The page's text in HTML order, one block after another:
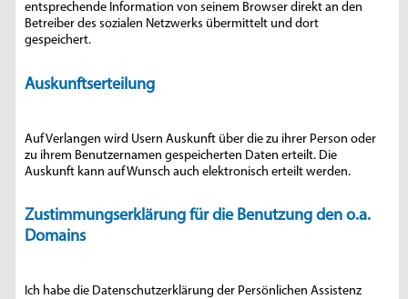
entsprechende Information von seinem Browser direkt an den
Betreiber des sozialen Netzwerks übermittelt und dort
gespeichert.
Auskunftserteilung
Auf Verlangen wird Usern Auskunft über die zu ihrer Person oder
zu ihrem Benutzernamen gespeicherten Daten erteilt. Die
Auskunft kann auf Wunsch auch elektronisch erteilt werden.
Zustimmungserklärung für die Benutzung den o.a.
Domains
Ich habe die Datenschutzerklärung der Persönlichen Assistenz